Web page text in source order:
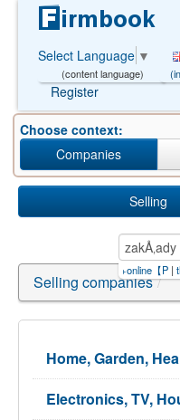
Select Language ▼
(content language)
Register
Choose context:
Companies
Selling
【P|the
Selling companies /
Home, Garden,
Electronics, TV,